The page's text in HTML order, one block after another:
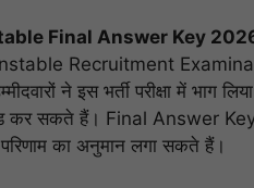
Final Answer Key
Recruitment
ने इस भर्ती परीक्षा में
सकते हैं। Final Answer Key
का अनुमान लगा सकते हैं।